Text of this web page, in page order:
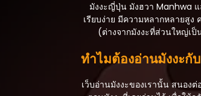
สิงหาคม 21, 2025
สิงหาคม 21, 2025
มังงะญี่ปุ่น มังฮวา Manhwa
เรียบง่าย มีความหลากหลายสู
(ต่างจากมังงะที่ส่วนใหญ่เป็
ทำไมต้องอ่านมังงะ
เว็บอ่านมังงะของเรานั้น สนอง